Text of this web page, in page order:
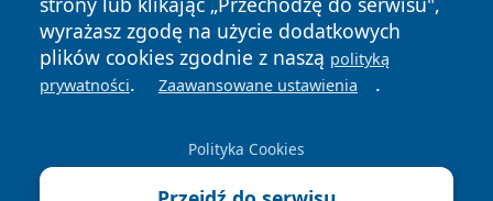
wyrażasz zgodę na użycie dodatkowych
plików cookies zgodnie z naszą polityką
prywatności. Zaawansowane ustawienia .
Polityka Cookies
Prywatności
Cookies